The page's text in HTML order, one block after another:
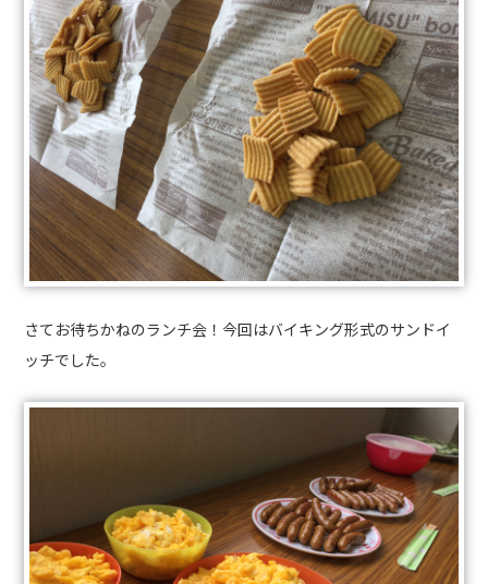
さてお待ちかねのランチ会！今回はバイキング形式のサンドイ
ッチでした。